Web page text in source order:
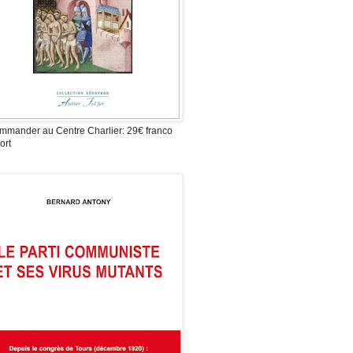
au Centre Charlier: 29€ franco